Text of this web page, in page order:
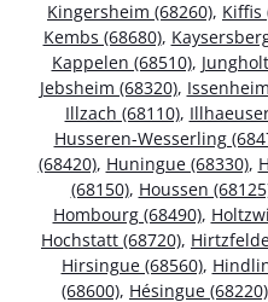
Kingersheim (68260), Kiffis
Kembs (68680),
Kappelen (68510),
Jebsheim (68320),
Illzach (68110),
Husseren-Wesserling
(68420), Huningue (68330),
(68150), Houssen
Hombourg (68490),
Hochstatt (68720),
Hirsingue (68560),
(68600), Hésingue (68220)